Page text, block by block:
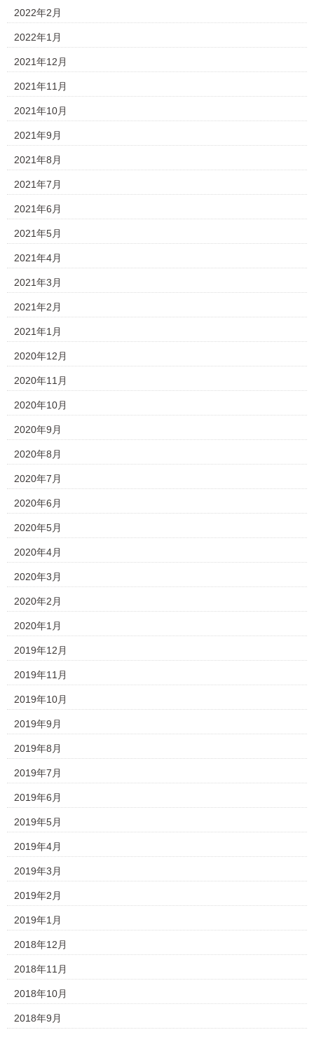
2022年2月
2022年1月
2021年12月
2021年11月
2021年10月
2021年9月
2021年8月
2021年7月
2021年6月
2021年5月
2021年4月
2021年3月
2021年2月
2021年1月
2020年12月
2020年11月
2020年10月
2020年9月
2020年8月
2020年7月
2020年6月
2020年5月
2020年4月
2020年3月
2020年2月
2020年1月
2019年12月
2019年11月
2019年10月
2019年9月
2019年8月
2019年7月
2019年6月
2019年5月
2019年4月
2019年3月
2019年2月
2019年1月
2018年12月
2018年11月
2018年10月
2018年9月